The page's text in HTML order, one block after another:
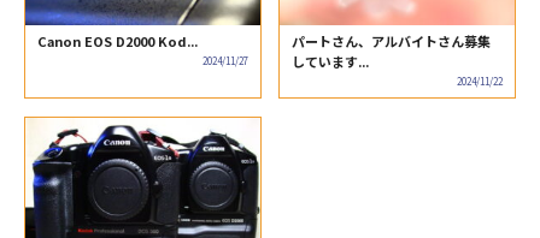
Canon EOS D2000 Kod...
2024/11/27
パートさん、アルバイトさん募集
しています...
2024/11/22